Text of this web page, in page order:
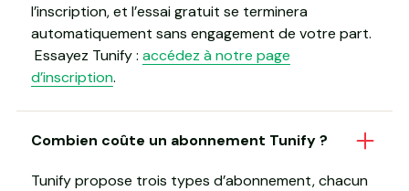
l’inscription, et l’essai gratuit se terminera
automatiquement sans engagement de votre part.
Essayez Tunify : accédez à notre page
d’inscription.
Combien coûte un abonnement Tunify ?
Tunify propose trois types d’abonnement, chacun